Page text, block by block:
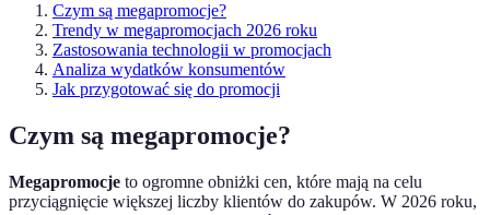
Czym są megapromocje?
Trendy w megapromocjach 2026 roku
Zastosowania technologii w promocjach
Analiza wydatków konsumentów
Jak przygotować się do promocji
Czym są megapromocje?
Megapromocje to ogromne obniżki cen, które mają na celu
przyciągnięcie większej liczby klientów do zakupów. W 2026 roku,